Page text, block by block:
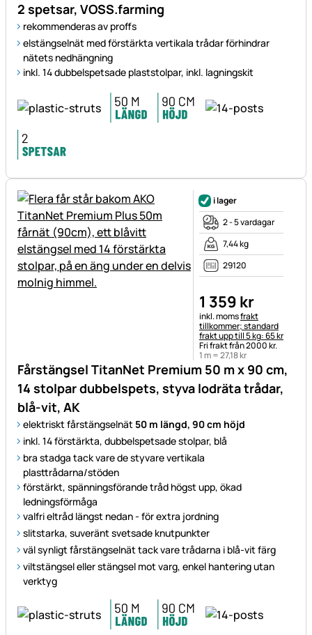
2 spetsar, VOSS.farming
rekommenderas av proffs
elstängselnät med förstärkta vertikala trådar förhindrar
nätets nedhängning
inkl. 14 dubbelspetsade plaststolpar, inkl. lagningskit
Fårstängsel TitanNet Premium 50 m x 90 cm,
14 stolpar dubbelspets, styva lodräta trådar,
blå-vit, AK
elektriskt fårstängselnät 50 m längd, 90 cm höjd
inkl. 14 förstärkta, dubbelspetsade stolpar, blå
bra stadga tack vare de styvare vertikala
plasttrådarna/stöden
förstärkt, spänningsförande tråd högst upp, ökad
ledningsförmåga
valfri eltråd längst nedan - för extra jordning
slitstarka, suveränt svetsade knutpunkter
väl synligt fårstängselnät tack vare trådarna i blå-vit färg
viltstängsel eller stängsel mot varg, enkel hantering utan
verktyg
i lager
2 - 5 vardagar
7,44 kg
29120
1 359 kr
Skatteinformation:
inkl. momsfrakt
tillkommer; standard
frakt upp till 5 kg: 65 kr
Fri frakt från 2000 kr.
1 m =27,18kr